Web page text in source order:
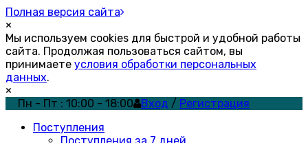
Полная версия сайта
×
Мы используем cookies для быстрой и удобной работы
сайта. Продолжая пользоваться сайтом, вы
принимаете условия обработки персональных
данных.
×
Пн - Пт : 10:00 - 18:00
Вход / Регистрация
Поступления